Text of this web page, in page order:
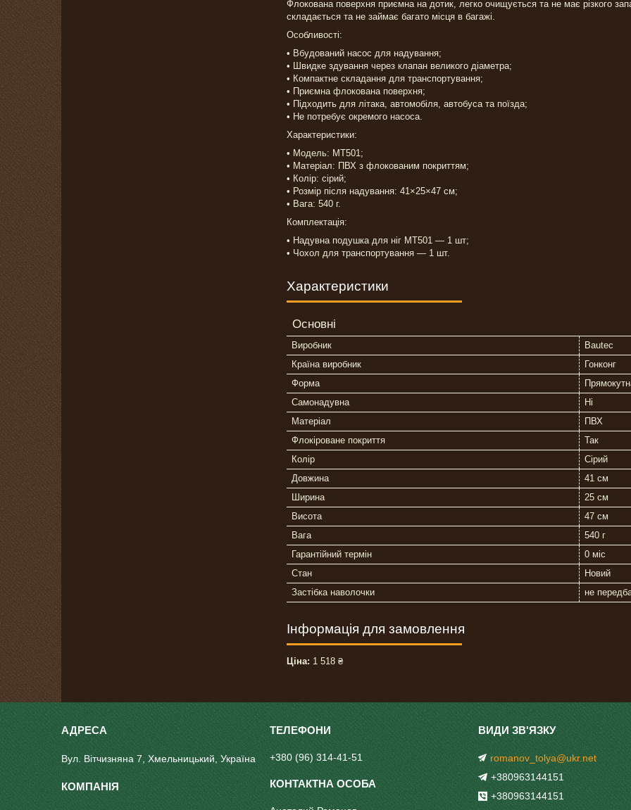
Флокована поверхня приємна на дотик, легко очищується та не має різкого
складається та не займає багато місця в багажі.
Особливості:
• Вбудований насос для надування;
• Швидке здування через клапан великого діаметра;
• Компактне складання для транспортування;
• Приємна флокована поверхня;
• Підходить для літака, автомобіля, автобуса та поїзда;
• Не потребує окремого насоса.
Характеристики:
• Модель: MT501;
• Матеріал: ПВХ з флокованим покриттям;
• Колір: сірий;
• Розмір після надування: 41×25×47 см;
• Вага: 540 г.
Комплектація:
• Надувна подушка для ніг MT501 — 1 шт;
• Чохол для транспортування — 1 шт.
Характеристики
Основні
Виробник
Bautec
Країна виробник
Гонконг
Форма
Самонадувна
Ні
Матеріал
ПВХ
Флокіроване покриття
Так
Колір
Сірий
Довжина
41 см
Ширина
25 см
Висота
47 см
Вага
540 г
Гарантійний термін
0 міс
Стан
Новий
Застібка наволочки
не
Інформація для замовлення
Ціна: 1 518 ₴
Вул. Вітчизняна 7, Хмельницький, Україна +380 (96) 314-41-51
romanov_tolya@ukr.net
+380963144151
+380963144151